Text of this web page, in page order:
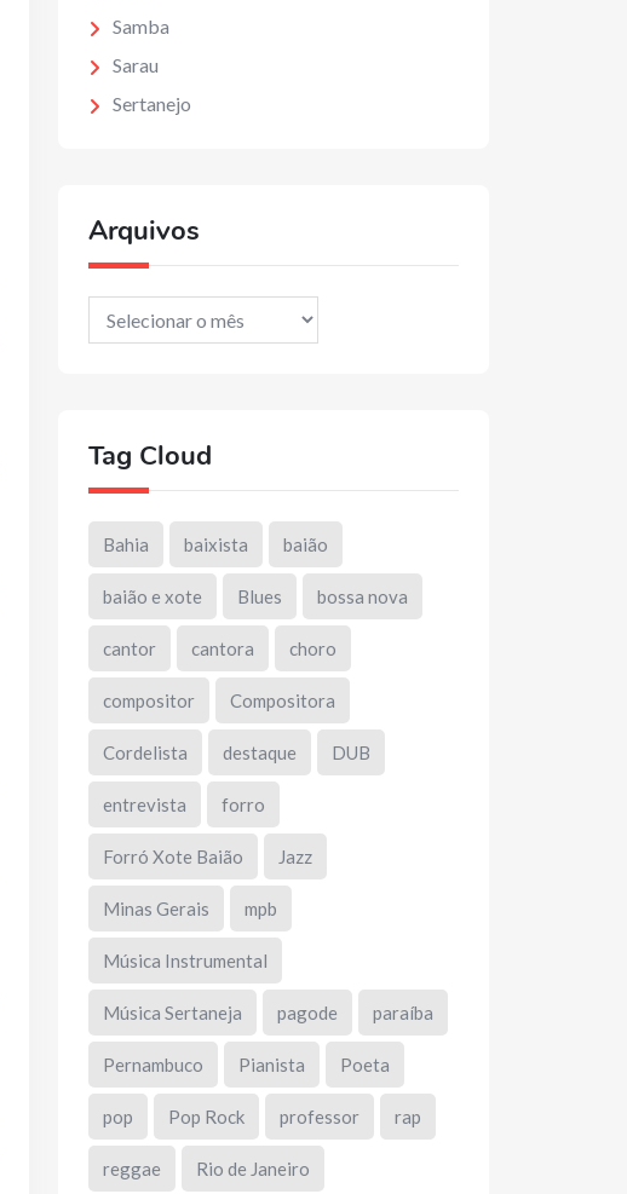
Samba
Sarau
Sertanejo
Arquivos
Arquivos
Tag Cloud
Bahia baixista baião
baião e xote Blues bossa nova
cantor cantora choro
compositor Compositora
Cordelista destaque DUB
entrevista forro
Forró Xote Baião Jazz
Minas Gerais mpb
Música Instrumental
Música Sertaneja pagode paraíba
Pernambuco Pianista Poeta
pop Pop Rock professor rap
reggae Rio de Janeiro